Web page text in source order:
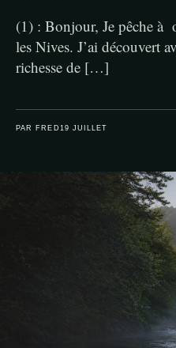
(1) : Bonjour, Je pêche à
les Nives. J’ai découvert
richesse de […]
PAR FRED 19 JUILLET